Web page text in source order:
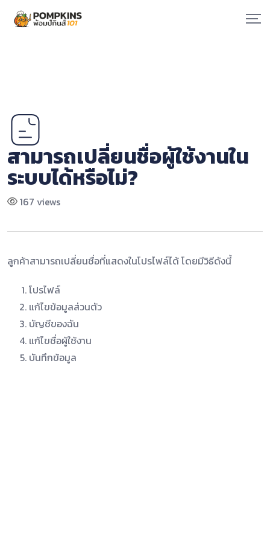
Skip
สามารถเปลี่ยนชื่อผู้ใช้งานใน
ระบบได้หรือไม่?
167 views
ลูกค้าสามารถเปลี่ยนชื่อที่แสดงในโปรไฟล์ได้ โดยมีวิธีดังนี้
โปรไฟล์
แก้ไขข้อมูลส่วนตัว
บัญชีของฉัน
แก้ไขชื่อผู้ใช้งาน
บันทึกข้อมูล